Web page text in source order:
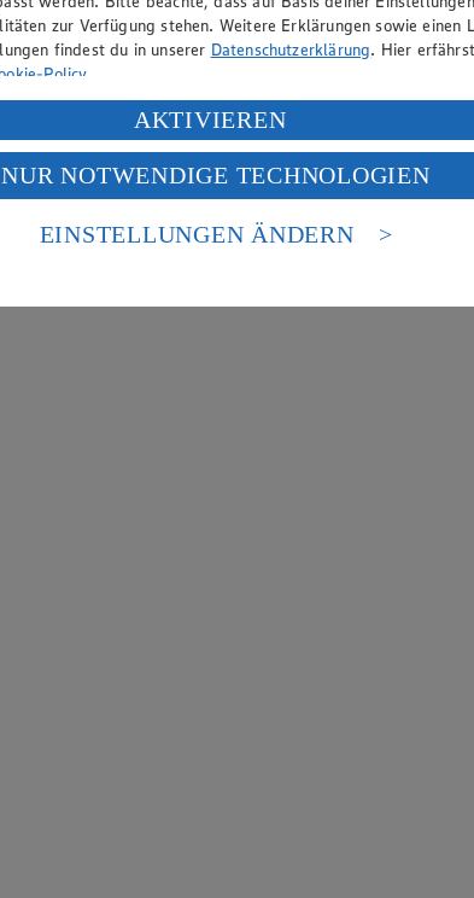
zur Verfügung stehen. Weitere Erklärungen sowie einen
findest du in unserer Datenschutzerklärung. Hier
Policy.
personenbezogenen Daten in den USA durch Facebook und
klickst, willigst du im Sinne des Art. 49 Abs. 1 Satz 1 lit.
in den USA verarbeitet werden. Der EuGH sieht die USA als
Standards nicht angemessenen Datenschutzniveau an. Es
durch US-amerikanische Behörden.
AKTIVIEREN
NUR NOTWENDIGE TECHNOLOGIEN
EINSTELLUNGEN ÄNDERN